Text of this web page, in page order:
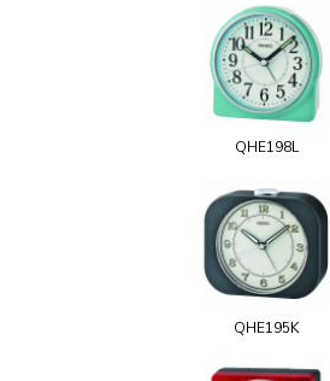
QHE198L
QHE195K